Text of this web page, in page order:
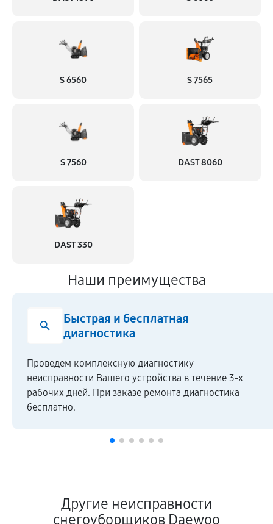
S 6560 S 7565
S 7560 DAST 8060
DAST 330
Наши преимущества
Быстрая и бесплатная
диагностика
Проведем комплексную диагностику
неисправности Вашего устройства в течение 3-х
рабочих дней. При заказе ремонта диагностика
бесплатно.
Другие неисправности
снегоуборщиков Daewoo